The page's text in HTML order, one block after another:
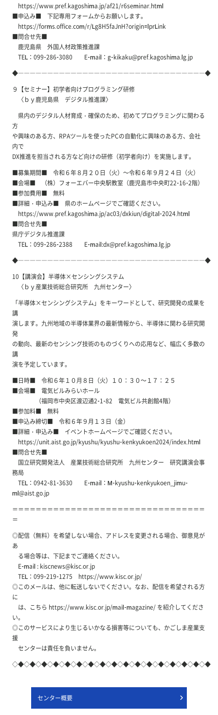
https://www.pref.kagoshima.jp/af21/r6seminar.html
■申込み■ 下記専用フォームからお願いします。
https://forms.office.com/r/Lg8H5faJnH?origin=lprLink
■問合せ先■
鹿児島県 外国人材政策推進課
TEL：099-286-3080 E-mail：g-kikaku@pref.kagoshima.lg.jp
◆――――――――――――――――――――――――――――――――◆
９【セミナー】初学者向けプログラミング研修
〈ｂｙ鹿児島県 デジタル推進課〉
県内のデジタル人材育成・確保のため、初めてプログラミングに関わる
方
や興味のある方、RPAツールを使ったPCの自動化に興味のある方、会社
内で
DX推進を担当される方など向けの研修（初学者向け）を実施します。
■募集期間■ 令和６年８月２０日（火）～令和６年９月２４日（火）
■会場■ （株）フォーエバー中央駅教室（鹿児島市中央町22-16-2階）
■参加費用■ 無料
■詳細・申込み■ 県のホームページでご確認ください。
https://www.pref.kagoshima.jp/ac03/dxkiun/digital-2024.html
■問合せ先■
県庁デジタル推進課
TEL：099-286-2388 E-mail:dx@pref.kagoshima.lg.jp
◆――――――――――――――――――――――――――――――――◆
10【講演会】半導体×センシングシステム
〈ｂｙ産業技術総合研究所 九州センター〉
「半導体×センシングシステム」をキーワードとして、研究開発の成果を
講
演します。九州地域の半導体業界の最新情報から、半導体に関わる研究開
発
の動向、最新のセンシング技術のものづくりへの応用など、幅広く多数の
講
演を予定しています。
■日時■ 令和６年１０月８日（火）１０：３０～１７：２５
■会場■ 電気ビルみらいホール
（福岡市中央区渡辺通2-1-82 電気ビル共創館4階）
■参加料■ 無料
■申込み締切■ 令和６年９月１３日（金）
■詳細・申込み■ イベントホームページでご確認ください。
https://unit.aist.go.jp/kyushu/kyushu-kenkyukoen2024/index.html
■問合せ先■
国立研究開発法人 産業技術総合研究所 九州センター 研究講演会事
務局
TEL：0942-81-3630 E-mail：M-kyushu-kenkyukoen_jimu-
ml@aist.go.jp
＝＝＝＝＝＝＝＝＝＝＝＝＝＝＝＝＝＝＝＝＝＝＝＝＝＝＝＝＝＝＝＝＝
＝
◎配信（無料）を希望しない場合、アドレスを変更される場合、御意見が
あ
る場合等は、下記までご連絡ください。
E-mail : kiscnews@kisc.or.jp
TEL：099-219-1275 https://www.kisc.or.jp/
◎このメールは、他に転送しないでください。なお、配信を希望される方
に
は、こちら https://www.kisc.or.jp/mail-magazine/ を紹介してくださ
い。
◎このサービスにより生じるいかなる損害等についても、かごしま産業支
援
センターは責任を負いません。
◇◆◇◆◇◆◇◆◇◆◇◆◇◆◇◆◇◆◇◆◇◆◇◆◇◆◇◆◇◆◇◆◇◆
センター概要